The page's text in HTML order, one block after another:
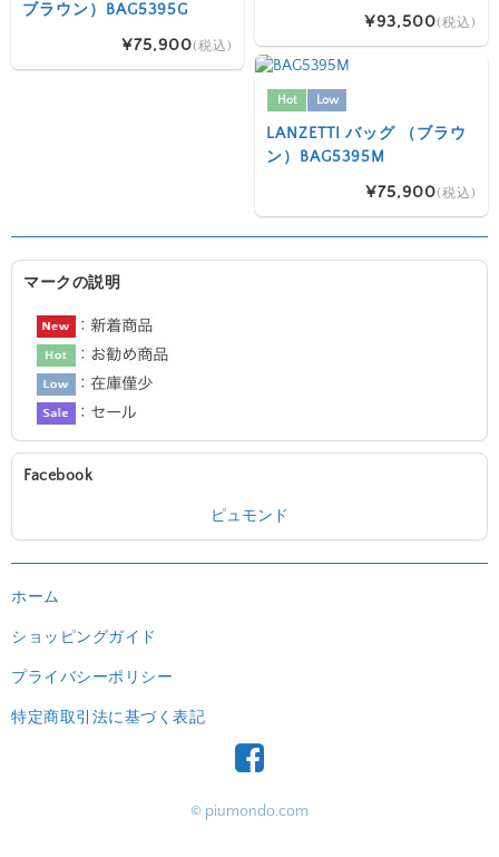
¥93,500(税込)
ブラウン）BAG5395G
¥75,900(税込)
Hot Low
LANZETTI バッグ （ブラウ
ン）BAG5395M
¥75,900(税込)
マークの説明
Facebook
ピュモンド
ホーム
ショッピングガイド
プライバシーポリシー
特定商取引法に基づく表記
© piumondo.com